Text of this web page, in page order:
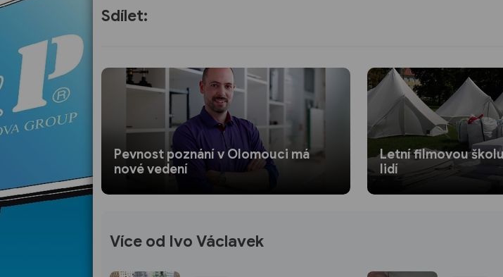
Sdílet:
Pevnost poznání v Olomouci má
nové vedení
Letní filmovou
lidí
Více od Ivo Václavek